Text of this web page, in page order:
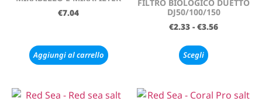
€7.04
Aggiungi al carrello
FILTRO BIOLOGICO DUETTO
DJ50/100/150
€2.33 - €3.56
Scegli